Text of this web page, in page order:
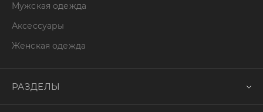
Мужская одежда
Аксессуары
Женская одежда
РАЗДЕЛЫ